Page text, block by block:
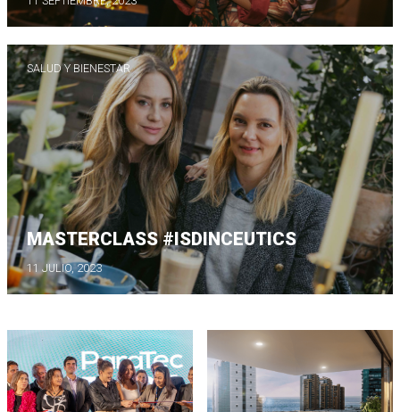
SALUD Y BIENESTAR
MASTERCLASS #ISDINCEUTICS
11 JULIO, 2023